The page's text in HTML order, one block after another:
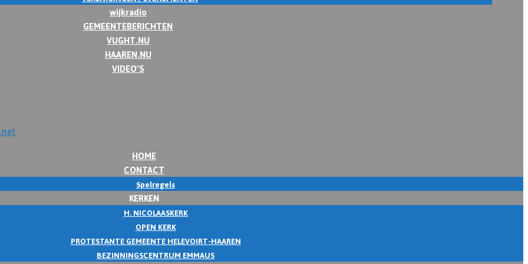
wijkradio
GEMEENTEBERICHTEN
VUGHT.NU
HAAREN.NU
VIDEO’S
HOME
CONTACT
Spelregels
KERKEN
H. NICOLAASKERK
OPEN KERK
PROTESTANTE GEMEENTE HELEVOIRT-HAAREN
BEZINNINGSCENTRUM EMMAUS